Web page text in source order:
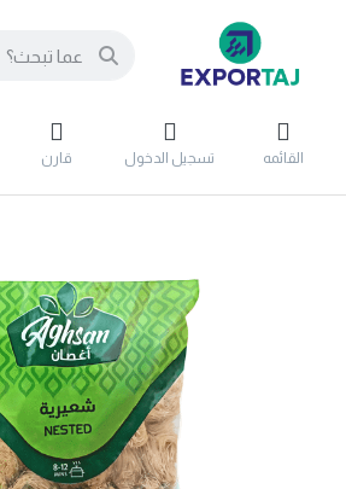
القائمه تسجيل الدخول قارن